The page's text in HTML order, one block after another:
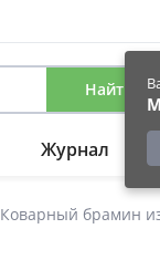
Найти
Журнал